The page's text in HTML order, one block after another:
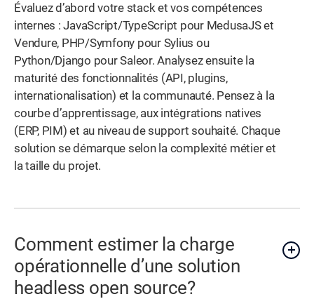
Évaluez d’abord votre stack et vos compétences
internes : JavaScript/TypeScript pour MedusaJS et
Vendure, PHP/Symfony pour Sylius ou
Python/Django pour Saleor. Analysez ensuite la
maturité des fonctionnalités (API, plugins,
internationalisation) et la communauté. Pensez à la
courbe d’apprentissage, aux intégrations natives
(ERP, PIM) et au niveau de support souhaité. Chaque
solution se démarque selon la complexité métier et
la taille du projet.
Comment estimer la charge
opérationnelle d’une solution
headless open source?